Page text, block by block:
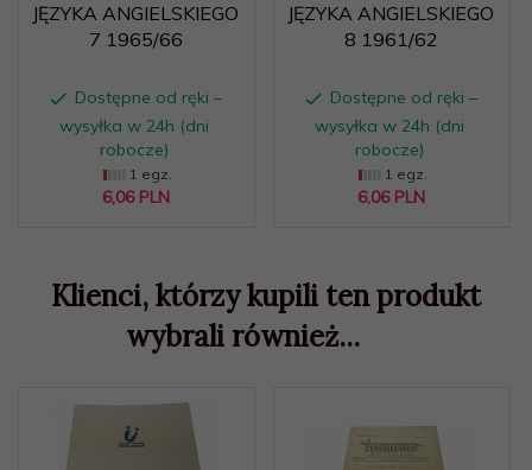
JĘZYKA ANGIELSKIEGO
7 1965/66
Dostępne od ręki –
wysyłka w 24h (dni
robocze)
1 egz.
6,06 PLN
JĘZYKA ANGIELSKIEGO
8 1961/62
Dostępne od ręki –
wysyłka w 24h (dni
robocze)
1 egz.
6,06 PLN
Klienci, którzy kupili ten produkt
wybrali również...